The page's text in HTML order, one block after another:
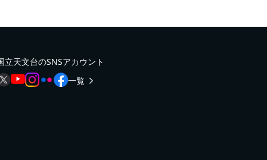
立天文台のSNSアカウント
一覧